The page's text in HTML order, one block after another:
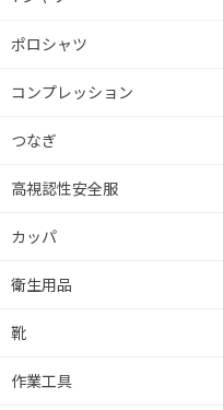
ポロシャツ
コンプレッション
つなぎ
高視認性安全服
カッパ
衛生用品
靴
作業工具